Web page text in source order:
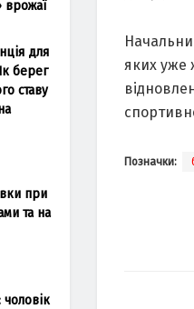
яких уже
Позначки:
врожаї
для
берег
ставу
при
та на